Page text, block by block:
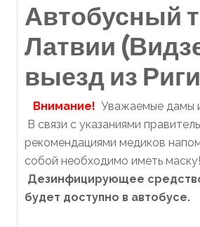
Автобусный
Латвии
выезд из Риги
Внимание! Уважаемые дамы
В связи с указаниями
рекомендациями медиков
собой необходимо иметь маску!
Дезинфицирующее
будет доступно в автобусе.